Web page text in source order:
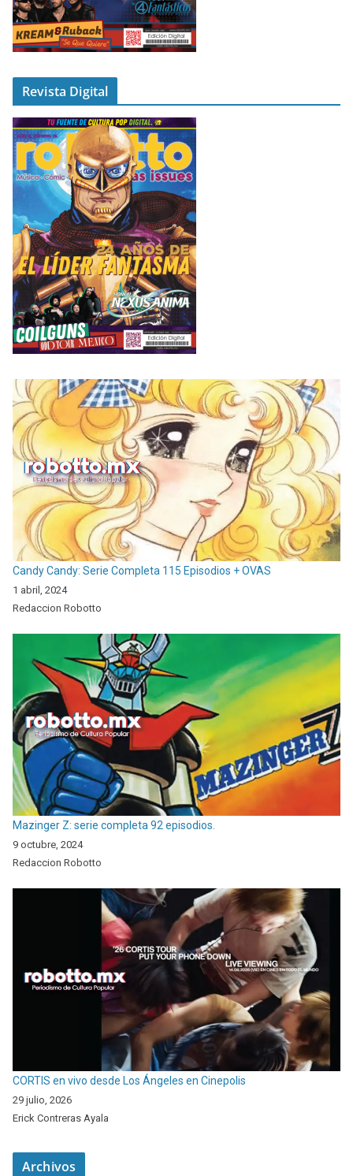
Revista Digital
Candy Candy: Serie Completa 115 Episodios + OVAS
1 abril, 2024
Redaccion Robotto
Mazinger Z: serie completa 92 episodios.
9 octubre, 2024
Redaccion Robotto
CORTIS en vivo desde Los Ángeles en Cinepolis
29 julio, 2026
Erick Contreras Ayala
Archivos